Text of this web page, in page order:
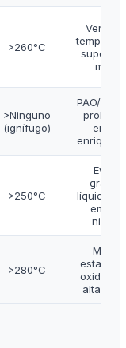
>260°C
máx.
>Ninguno
(ignífugo)
PAO/
en O₂
>250°C
Evitar
grasas
líquidas
emitan
niebla
>280°C
Mejor
alta